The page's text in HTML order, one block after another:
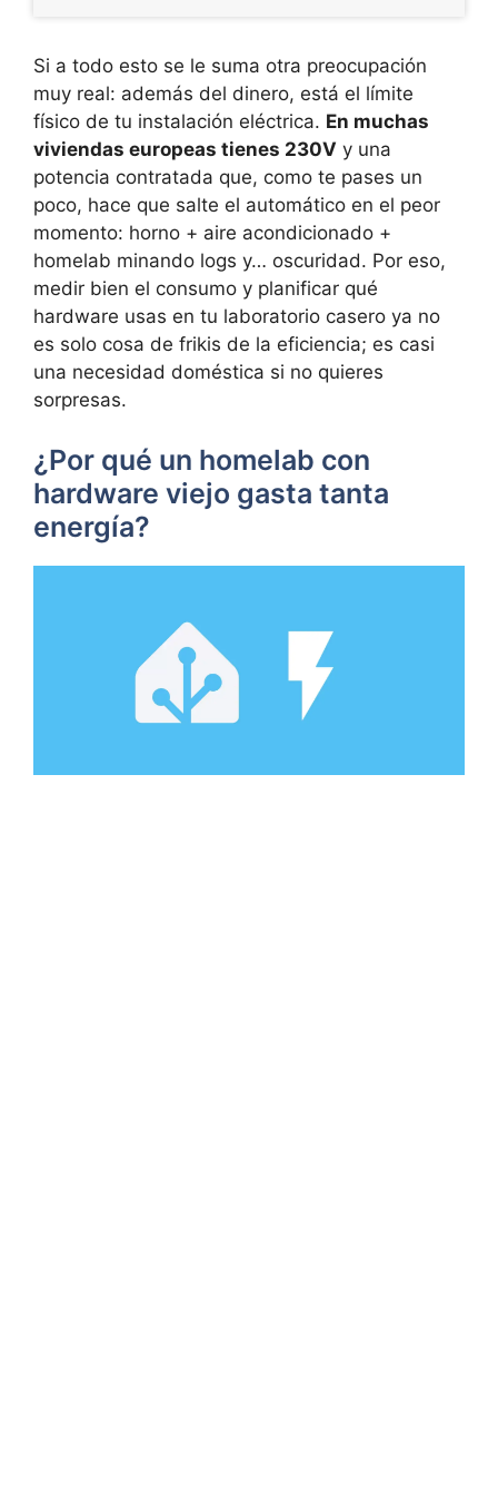
Si a todo esto se le suma otra preocupación
muy real: además del dinero, está el límite
físico de tu instalación eléctrica. En muchas
viviendas europeas tienes 230V y una
potencia contratada que, como te pases un
poco, hace que salte el automático en el peor
momento: horno + aire acondicionado +
homelab minando logs y… oscuridad. Por eso,
medir bien el consumo y planificar qué
hardware usas en tu laboratorio casero ya no
es solo cosa de frikis de la eficiencia; es casi
una necesidad doméstica si no quieres
sorpresas.
¿Por qué un homelab con
hardware viejo gasta tanta
energía?